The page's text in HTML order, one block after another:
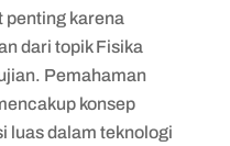
penting karena
dari topik Fisika
Pemahaman
konsep
luas dalam teknologi